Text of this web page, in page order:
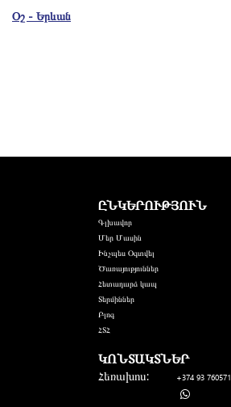
Օշ - Երևան
ԸՆԿԵՐՈՒԹՅՈՒՆ
Գլխավոր
Մեր Մասին
Ինչպես Օգտվել
Ծառայություններ
Հետադարձ կապ
Տերմիններ
Բլոգ
ՀՏՀ
ԿՈՆՏԱԿՏՆԵՐ
Հեռախոս: +374 93 760571